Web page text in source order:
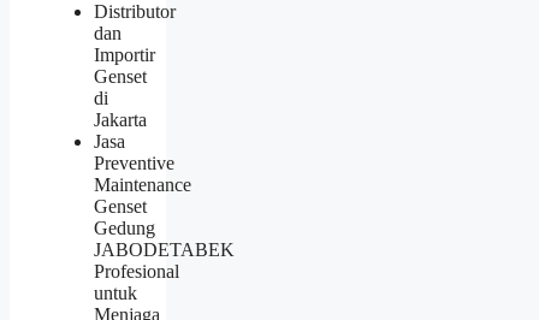
Distributor
dan
Importir
Genset
di
Jakarta
Jasa
Preventive
Maintenance
Genset
Gedung
JABODETABEK
Profesional
untuk
Menjaga